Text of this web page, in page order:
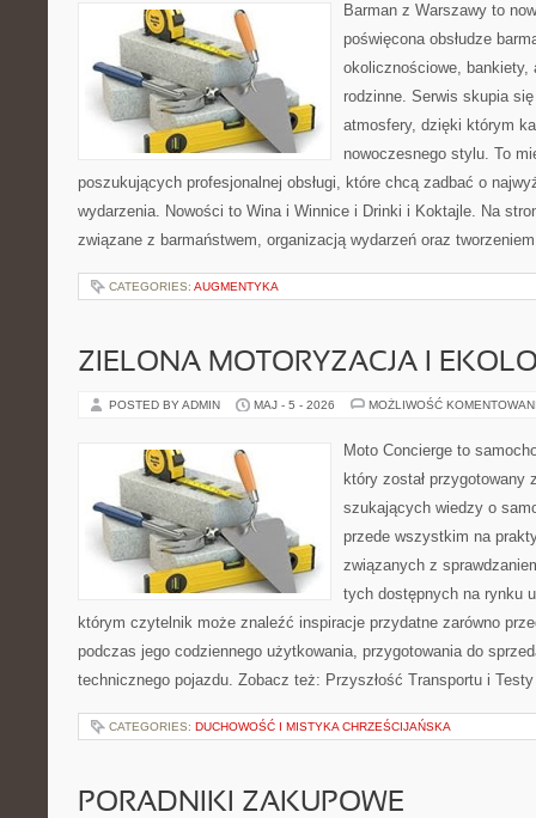
Barman z Warszawy to
poświęcona obsłudze
okolicznościowe,
rodzinne. Serwis skupia
atmosfery, dzięki którym
nowoczesnego stylu. To
poszukujących profesjonalnej obsługi, które chcą zadbać o
wydarzenia. Nowości to Wina i Winnice i Drinki i Koktajle. Na
związane z barmaństwem, organizacją wydarzeń oraz
CATEGORIES: AUGMENTYKA
ZIELONA MOTORYZACJA I
POSTED BY ADMIN MAJ - 5 - 2026 MOŻLIWOŚĆ
Moto Concierge to
który został przygotowany
szukających wiedzy o
przede wszystkim na
związanych z
tych dostępnych na rynku
którym czytelnik może znaleźć inspiracje przydatne zarówno
podczas jego codziennego użytkowania, przygotowania do
technicznego pojazdu. Zobacz też: Przyszłość Transportu i
CATEGORIES: DUCHOWOŚĆ I MISTYKA CHRZEŚCIJAŃSKA
PORADNIKI ZAKUPOWE